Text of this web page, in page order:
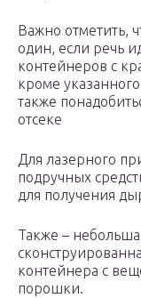
Важно отметить,
один, если речь
контейнеров с
кроме
также
отсеке
Для лазерного
подручных
для получения
Также –
контейнера с
порошки.